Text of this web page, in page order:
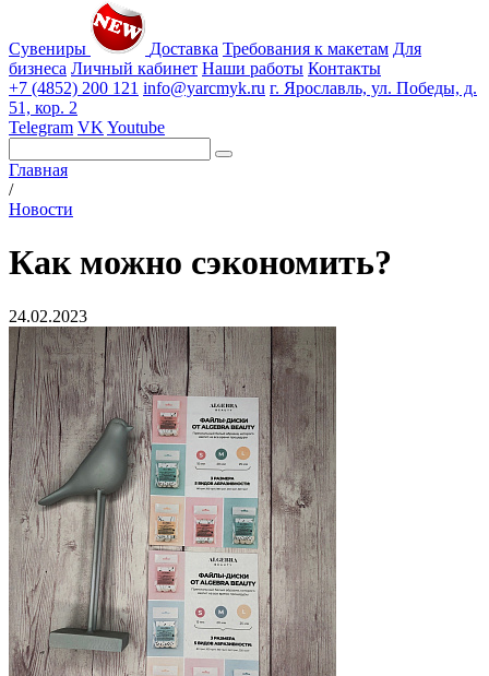
Сувениры Доставка Требования к макетам Для
бизнеса Личный кабинет Наши работы Контакты
+7 (4852) 200 121 info@yarcmyk.ru г. Ярославль, ул. Победы, д.
51, кор. 2
Telegram VK Youtube
Главная
/
Новости
Как можно сэкономить?
24.02.2023